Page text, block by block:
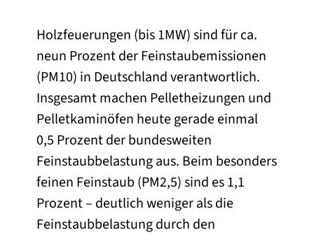
Holzfeuerungen (bis 1MW) sind für ca.
neun Prozent der Feinstaubemissionen
(PM10) in Deutschland verantwortlich.
Insgesamt machen Pelletheizungen und
Pelletkaminöfen heute gerade einmal
0,5 Prozent der bundesweiten
Feinstaubbelastung aus. Beim besonders
feinen Feinstaub (PM2,5) sind es 1,1
Prozent – deutlich weniger als die
Feinstaubbelastung durch den